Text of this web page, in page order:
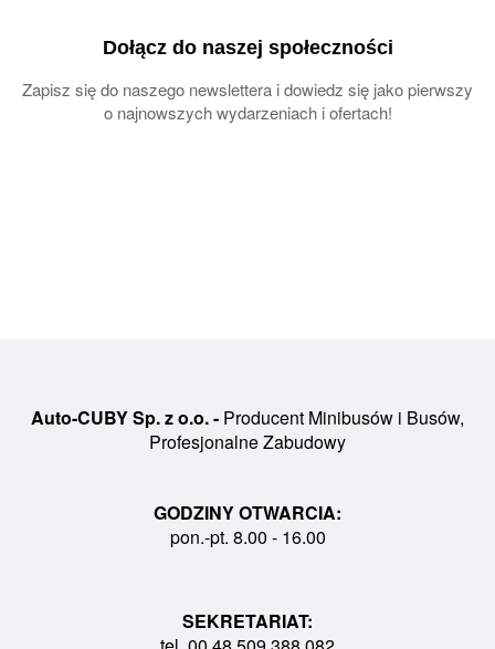
Dołącz do naszej społeczności
Zapisz się do naszego newslettera i dowiedz się jako pierwszy
o najnowszych wydarzeniach i ofertach!
Auto-CUBY Sp. z o.o. - Producent Minibusów i Busów,
Profesjonalne Zabudowy
GODZINY OTWARCIA:
pon.-pt. 8.00 - 16.00
SEKRETARIAT: